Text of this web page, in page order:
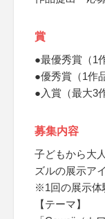
賞
●最優秀賞（1
●優秀賞（1作
●入賞（最大3
募集内容
子どもから大
ズルの展示ア
※1回の展示体
【テーマ】